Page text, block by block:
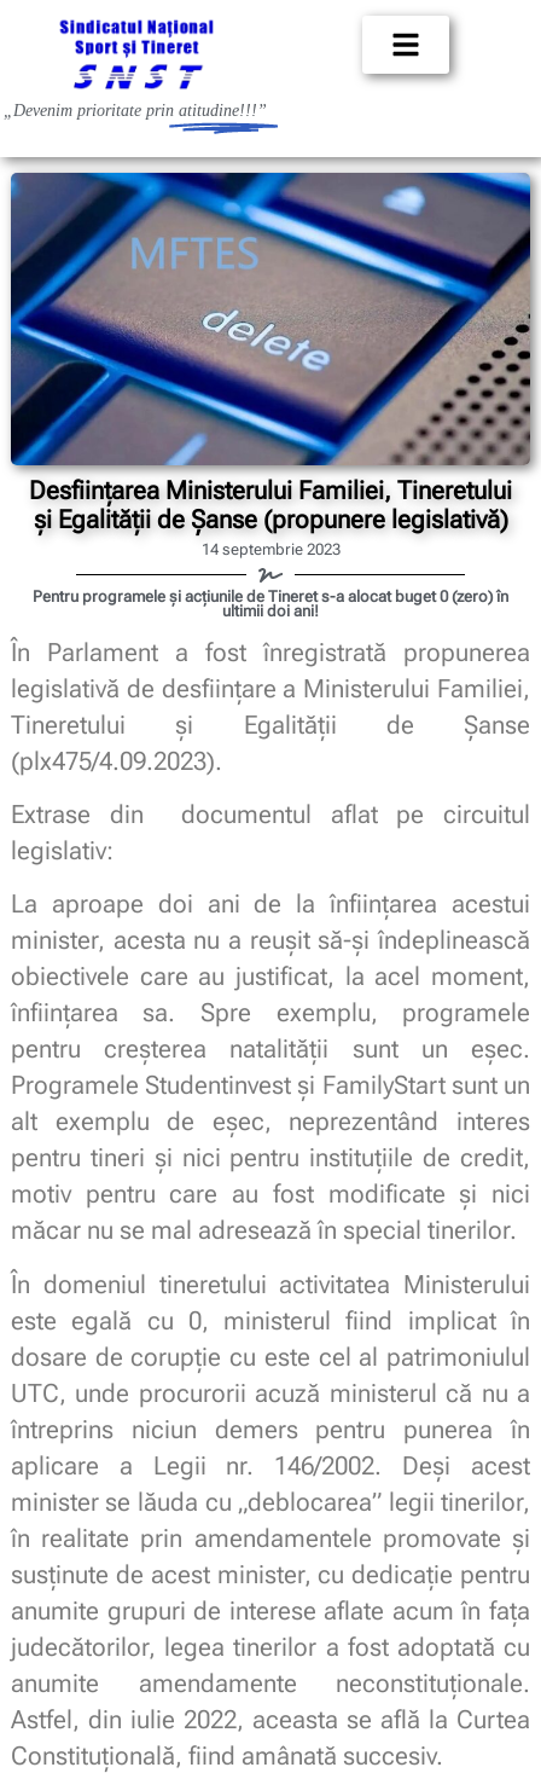
„Devenim prioritate prin atitudine!!!”
Desfiinţarea Ministerului Familiei, Tineretului
şi Egalităţii de Şanse (propunere legislativă)
14 septembrie 2023
Pentru programele și acțiunile de Tineret s-a alocat buget 0 (zero) în
ultimii doi ani!
În Parlament a fost înregistrată propunerea
legislativă de desfiinţare a Ministerului Familiei,
Tineretului şi Egalităţii de Şanse
(plx475/4.09.2023).
Extrase din documentul aflat pe circuitul
legislativ:
La aproape doi ani de la înfiinţarea acestui
minister, acesta nu a reuşit să-şi îndeplinească
obiectivele care au justificat, la acel moment,
înfiinţarea sa. Spre exemplu, programele
pentru creşterea natalităţii sunt un eşec.
Programele Studentinvest şi FamilyStart sunt un
alt exemplu de eşec, neprezentând interes
pentru tineri şi nici pentru instituţiile de credit,
motiv pentru care au fost modificate şi nici
măcar nu se mal adresează în special tinerilor.
În domeniul tineretului activitatea Ministerului
este egală cu 0, ministerul fiind implicat în
dosare de corupţie cu este cel al patrimoniulul
UTC, unde procurorii acuză ministerul că nu a
întreprins niciun demers pentru punerea în
aplicare a Legii nr. 146/2002. Deşi acest
minister se lăuda cu „deblocarea” legii tinerilor,
în realitate prin amendamentele promovate şi
susţinute de acest minister, cu dedicație pentru
anumite grupuri de interese aflate acum în faţa
judecătorilor, legea tinerilor a fost adoptată cu
anumite amendamente neconstituţionale.
Astfel, din iulie 2022, aceasta se află la Curtea
Constituţională, fiind amânată succesiv.